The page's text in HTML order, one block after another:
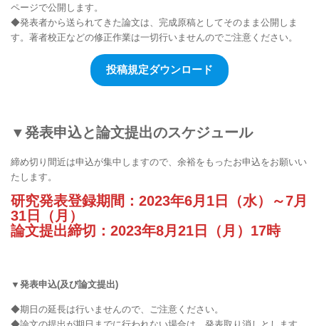
ページで公開します。
◆発表者から送られてきた論文は、完成原稿としてそのまま公開しま
す。著者校正などの修正作業は一切行いませんのでご注意ください。
投稿規定ダウンロード
▼発表申込と論文提出のスケジュール
締め切り間近は申込が集中しますので、余裕をもったお申込をお願いい
たします。
研究発表登録期間：2023年6月1日（水）～7月
31日（月）
論文提出締切：2023年8月21日（月）17時
▼発表申込(及び論文提出)
◆期日の延長は行いませんので、ご注意ください。